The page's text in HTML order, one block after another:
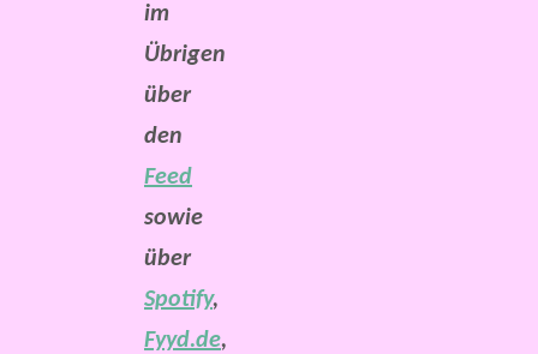
im
Übrigen
über
den
Feed
sowie
über
Spotify,
Fyyd.de,